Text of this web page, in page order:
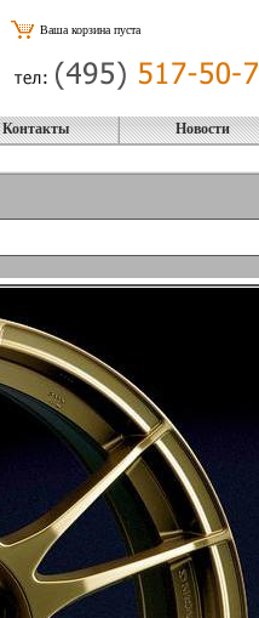
Ваша корзина пуста
Контакты Новости